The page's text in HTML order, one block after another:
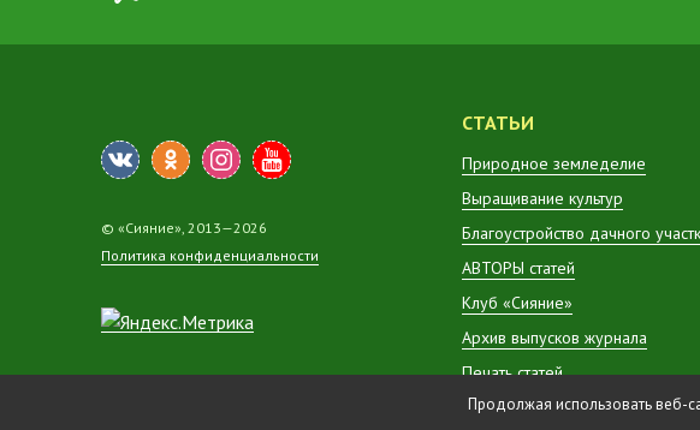
© «Сияние», 2013—2026
Политика конфиденциальности
СТАТЬИ
Природное земледелие
Выращивание культур
Благоустройство дачного
АВТОРЫ статей
Клуб «Сияние»
Архив выпусков журнала
Печать статей
Продолжая использовать веб-